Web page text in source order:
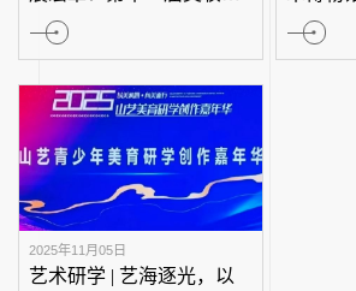
“承古萌新”，开幕！